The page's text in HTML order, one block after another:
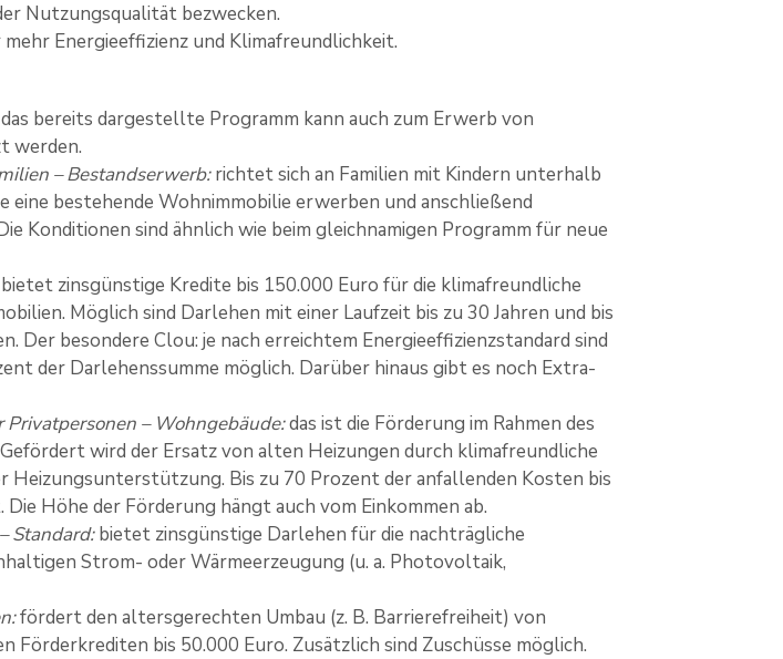
Nutzungsqualität bezwecken.
Energieeffizienz und Klimafreundlichkeit.
bereits dargestellte Programm kann auch zum Erwerb von
werden.
– Bestandserwerb:richtet sich an Familien mit Kindern unterhalb
eine bestehende Wohnimmobilie erwerben und anschließend
Konditionen sind ähnlich wie beim gleichnamigen Programm für neue
zinsgünstige Kredite bis 150.000 Euro für die klimafreundliche
Möglich sind Darlehen mit einer Laufzeit bis zu 30 Jahren und bis
Der besondere Clou: je nach erreichtem Energieeffizienzstandard sind
der Darlehenssumme möglich. Darüber hinaus gibt es noch Extra-
– Wohngebäude:das ist die Förderung im Rahmen des
wird der Ersatz von alten Heizungen durch klimafreundliche
Heizungsunterstützung. Bis zu 70 Prozent der anfallenden Kosten bis
Höhe der Förderung hängt auch vom Einkommen ab.
Standard:bietet zinsgünstige Darlehen für die nachträgliche
Strom- oder Wärmeerzeugung (u. a. Photovoltaik,
fördert den altersgerechten Umbau (z. B. Barrierefreiheit) von
Förderkrediten bis 50.000 Euro. Zusätzlich sind Zuschüsse möglich.